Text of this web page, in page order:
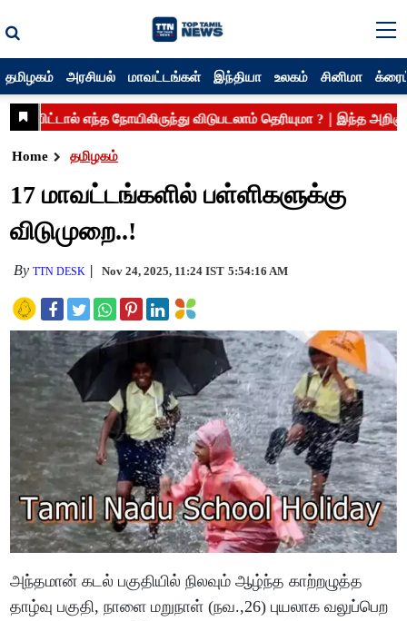
தமிழகம் அரசியல் மாவட்டங்கள் இந்தியா உலகம் சினிமா
Home தமிழகம்
17 மாவட்டங்களில் பள்ளிகளுக்கு
விடுமுறை..!
ByTTN DESK Nov 24, 2025, 11:24 IST 5:54:16 AM
அந்தமான் கடல் பகுதியில் நிலவும் ஆழ்ந்த காற்றழுத்த
தாழ்வு பகுதி, நாளை மறுநாள் (நவ.,26) புயலாக வலுப்பெற